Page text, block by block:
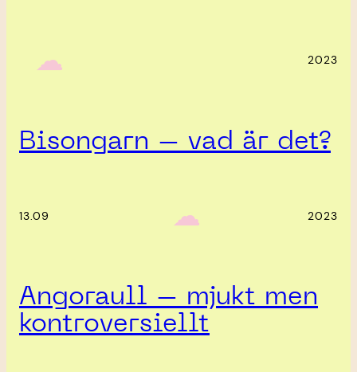
‎ ‎‎ ☁︎‎‎ 2023
Bisongarn – vad är det?
13.09 ‎ ‎‎ ☁︎‎‎ 2023
Angoraull – mjukt men
kontroversiellt